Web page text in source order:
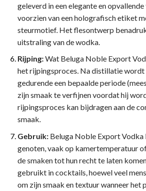
geleverd in een elegante en
voorzien van een holografisch etiket
steurmotief. Het flesontwerp
uitstraling van de wodka.
Rijping:Wat Beluga Noble Export
het rijpingsproces. Na distillatie
gedurende een bepaalde periode
zijn smaak te verfijnen voordat hij
rijpingsproces kan bijdragen aan de
smaak.
Gebruik:Beluga Noble Export Vodka
genoten, vaak op kamertemperatuur
de smaken tot hun recht te laten
gebruikt in cocktails, hoewel veel
om zijn smaak en textuur wanneer het